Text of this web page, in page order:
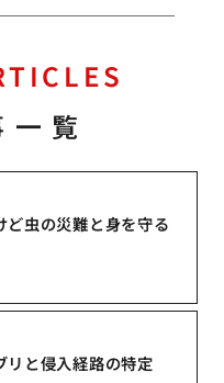
覧
虫の災難と身を守る
リと侵入経路の特定